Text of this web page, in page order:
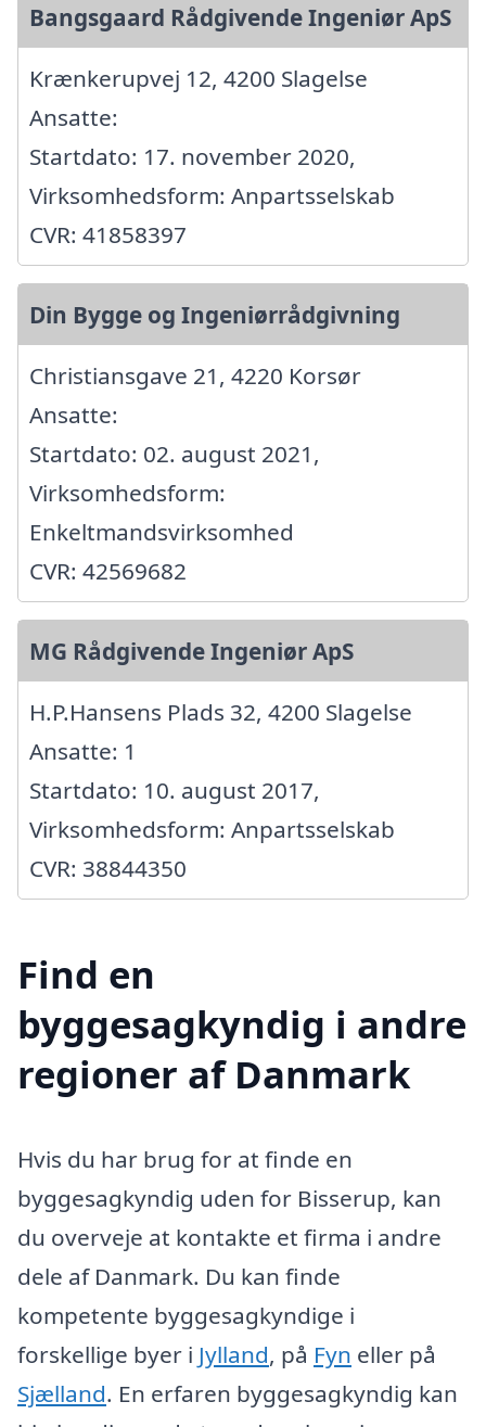
Bangsgaard Rådgivende Ingeniør ApS
Krænkerupvej 12, 4200 Slagelse
Ansatte:
Startdato: 17. november 2020,
Virksomhedsform: Anpartsselskab
CVR: 41858397
Din Bygge og Ingeniørrådgivning
Christiansgave 21, 4220 Korsør
Ansatte:
Startdato: 02. august 2021,
Virksomhedsform:
Enkeltmandsvirksomhed
CVR: 42569682
MG Rådgivende Ingeniør ApS
H.P.Hansens Plads 32, 4200 Slagelse
Ansatte: 1
Startdato: 10. august 2017,
Virksomhedsform: Anpartsselskab
CVR: 38844350
Find en
byggesagkyndig i andre
regioner af Danmark
Hvis du har brug for at finde en
byggesagkyndig uden for Bisserup, kan
du overveje at kontakte et firma i andre
dele af Danmark. Du kan finde
kompetente byggesagkyndige i
forskellige byer i Jylland, på Fyn eller på
Sjælland. En erfaren byggesagkyndig kan